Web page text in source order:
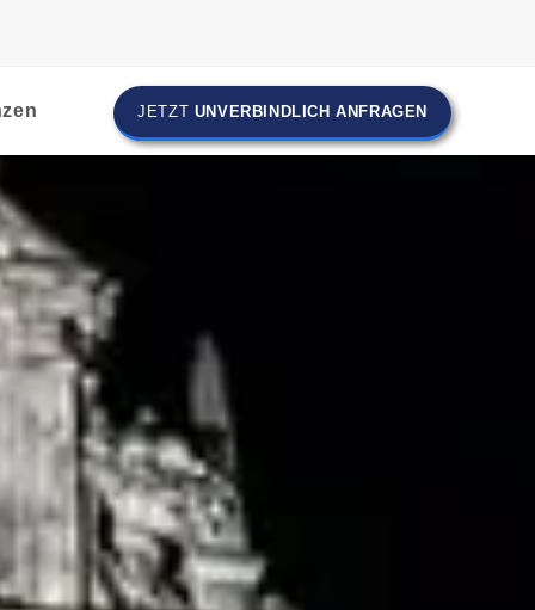
JETZT UNVERBINDLICH ANFRAGEN